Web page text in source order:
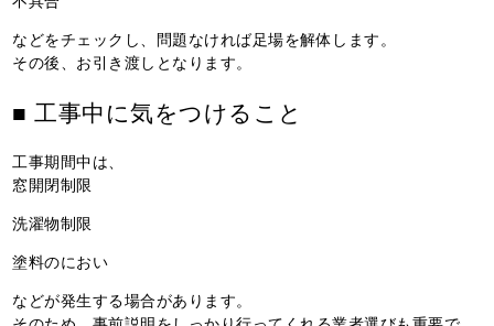
などをチェックし、問題なければ足場を解体します。
その後、お引き渡しとなります。
■ 工事中に気をつけること
工事期間中は、
窓開閉制限
洗濯物制限
塗料のにおい
などが発生する場合があります。